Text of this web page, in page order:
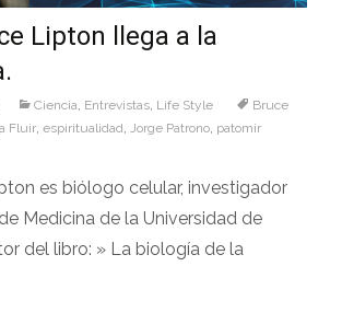
Lipton llega a la
Ciencia Entrevistas Life Style
Bruce
Fluir espiritualidad Jorge Patrono patomir
es biólogo celular, investigador
Medicina de la Universidad de
del libro: » La biología de la